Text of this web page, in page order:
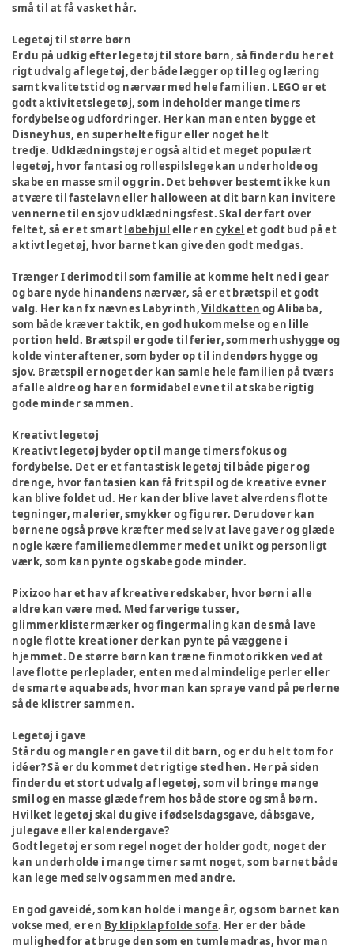
små til at få vasket hår.
Legetøj til større børn
Er du på udkig efter legetøj til store børn, så finder du her et
rigt udvalg af legetøj, der både lægger op til leg og læring
samt kvalitetstid og nærvær med hele familien. LEGO er et
godt aktivitetslegetøj, som indeholder mange timers
fordybelse og udfordringer. Her kan man enten bygge et
Disney hus, en superhelte figur eller noget helt
tredje. Udklædningstøj er også altid et meget populært
legetøj, hvor fantasi og rollespilslege kan underholde og
skabe en masse smil og grin. Det behøver bestemt ikke kun
at være til fastelavn eller halloween at dit barn kan invitere
vennerne til en sjov udklædningsfest. Skal der fart over
feltet, så er et smartløbehjul eller en cykel et godt bud på et
aktivt legetøj, hvor barnet kan give den godt med gas.
Trænger I derimod til som familie at komme helt ned i gear
og bare nyde hinandens nærvær, så er et brætspil et godt
valg. Her kan fx nævnes Labyrinth,Vildkatten og Alibaba,
som både kræver taktik, en god hukommelse og en lille
portion held. Brætspil er gode til ferier, sommerhushygge og
kolde vinteraftener, som byder op til indendørs hygge og
sjov. Brætspil er noget der kan samle hele familien på tværs
af alle aldre og har en formidabel evne til at skabe rigtig
gode minder sammen.
Kreativt legetøj
Kreativt legetøj byder op til mange timers fokus og
fordybelse. Det er et fantastisk legetøj til både piger og
drenge, hvor fantasien kan få frit spil og de kreative evner
kan blive foldet ud. Her kan der blive lavet alverdens flotte
tegninger, malerier, smykker og figurer. Derudover kan
børnene også prøve kræfter med selv at lave gaver og glæde
nogle kære familiemedlemmer med et unikt og personligt
værk, som kan pynte og skabe gode minder.
Pixizoo har et hav af kreative redskaber, hvor børn i alle
aldre kan være med. Med farverige tusser,
glimmerklistermærker og fingermaling kan de små lave
nogle flotte kreationer der kan pynte på væggene i
hjemmet. De større børn kan træne finmotorikken ved at
lave flotte perleplader, enten med almindelige perler eller
de smarte aquabeads, hvor man kan spraye vand på perlerne
så de klistrer sammen.
Legetøj i gave
Står du og mangler en gave til dit barn, og er du helt tom for
idéer? Så er du kommet det rigtige sted hen. Her på siden
finder du et stort udvalg af legetøj, som vil bringe mange
smil og en masse glæde frem hos både store og små børn.
Hvilket legetøj skal du give i fødselsdagsgave, dåbsgave,
julegave eller kalendergave?
Godt legetøj er som regel noget der holder godt, noget der
kan underholde i mange timer samt noget, som barnet både
kan lege med selv og sammen med andre.
En god gaveidé, som kan holde i mange år, og som barnet kan
vokse med, er en By klipklap folde sofa. Her er der både
mulighed for at bruge den som en tumlemadras, hvor man